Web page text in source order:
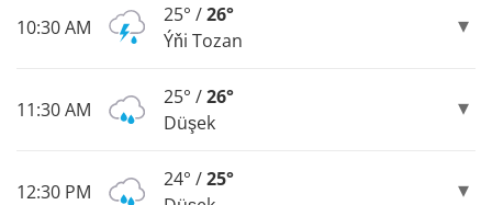
10:30 AM
25° /26°
Ýňi Tozan
11:30 AM
25° /26°
Düşek
12:30 PM
24° /25°